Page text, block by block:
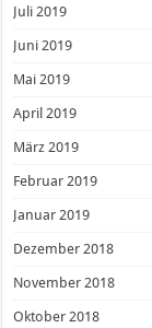
Juli 2019
Juni 2019
Mai 2019
April 2019
März 2019
Februar 2019
Januar 2019
Dezember 2018
November 2018
Oktober 2018